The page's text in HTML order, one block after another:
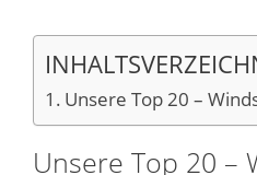
Unsere Top 20 –
Unsere Top 20 –